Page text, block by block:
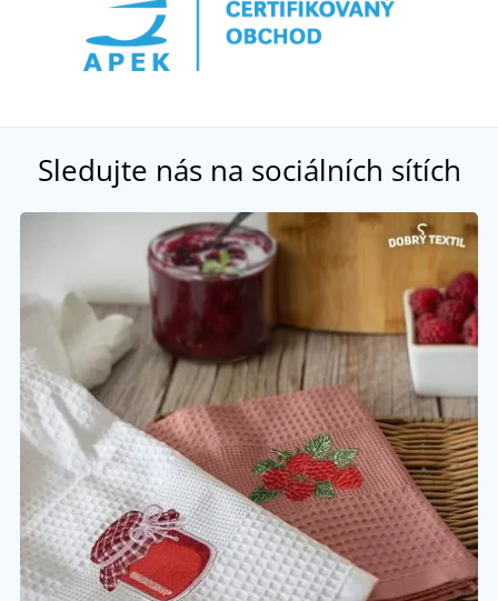
Sledujte nás na sociálních sítích